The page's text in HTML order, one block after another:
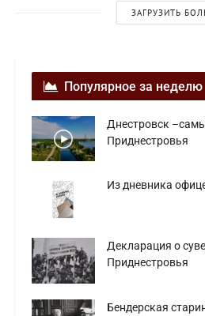
ЗАГРУЗИТЬ
Популярное за неделю
Днестровск
Приднестровья
Из дневника
Декларация о
Приднестровья
Бендерская